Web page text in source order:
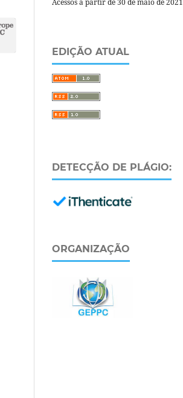
Acessos a partir de 30 de maio de 2021
EDIÇÃO ATUAL
DETECÇÃO DE PLÁGIO:
ORGANIZAÇÃO